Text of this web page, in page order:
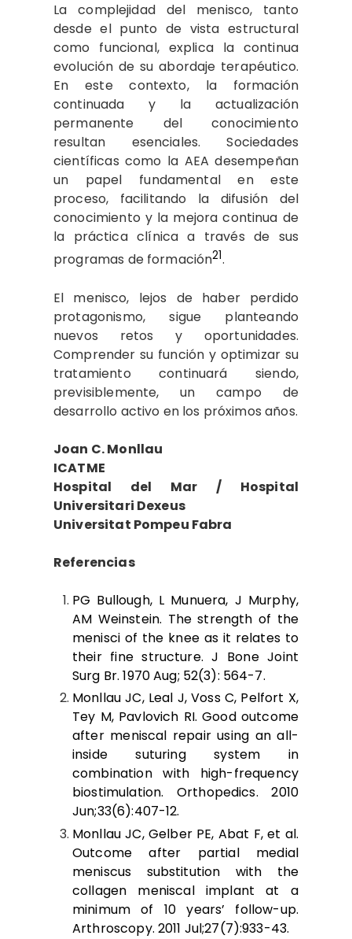
La complejidad del menisco, tanto
desde el punto de vista estructural
como funcional, explica la continua
evolución de su abordaje terapéutico.
En este contexto, la formación
continuada y la actualización
permanente del conocimiento
resultan esenciales. Sociedades
científicas como la AEA desempeñan
un papel fundamental en este
proceso, facilitando la difusión del
conocimiento y la mejora continua de
la práctica clínica a través de sus
programas de formación21.
El menisco, lejos de haber perdido
protagonismo, sigue planteando
nuevos retos y oportunidades.
Comprender su función y optimizar su
tratamiento continuará siendo,
previsiblemente, un campo de
desarrollo activo en los próximos años.
Joan C. Monllau
ICATME
Hospital del Mar / Hospital
Universitari Dexeus
Universitat Pompeu Fabra
Referencias
PG Bullough, L Munuera, J Murphy,
AM Weinstein. The strength of the
menisci of the knee as it relates to
their fine structure. J Bone Joint
Surg Br. 1970 Aug; 52(3): 564-7.
Monllau JC, Leal J, Voss C, Pelfort X,
Tey M, Pavlovich RI. Good outcome
after meniscal repair using an all-
inside suturing system in
combination with high-frequency
biostimulation. Orthopedics. 2010
Jun;33(6):407-12.
Monllau JC, Gelber PE, Abat F, et al.
Outcome after partial medial
meniscus substitution with the
collagen meniscal implant at a
minimum of 10 years’ follow-up.
Arthroscopy. 2011 Jul;27(7):933-43.